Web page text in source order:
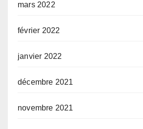
mars 2022
février 2022
janvier 2022
décembre 2021
novembre 2021